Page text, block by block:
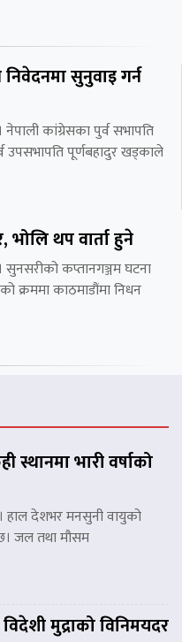
सुनुवाइ गर्न
कांग्रेसका पुर्व सभापति
उपसभापति पूर्णबहादुर खड्काले
थप वार्ता हुने
सुनसरीको कप्तानगञ्जम घटना
क्रममा काठमाडौंमा निधन
स्थानमा भारी वर्षाको
हाल देशभर मनसुनी वायुको
जल तथा मौसम
मुद्राको विनिमयदर